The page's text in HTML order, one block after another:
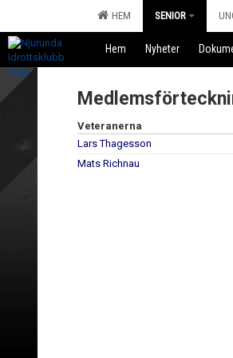
HEM SENIOR
Hem Nyheter
Veteranerna
Lars Thagesson
Mats Richnau